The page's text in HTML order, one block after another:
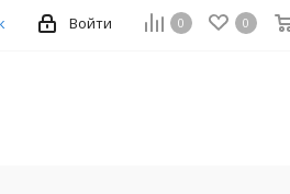
0 0
Войти